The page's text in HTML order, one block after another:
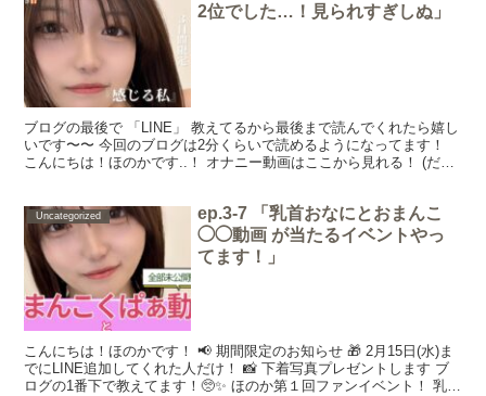
2位でした…！見られすぎしぬ」
ブログの最後で 「LINE」 教えてるから最後まで読んでくれたら嬉し
いです〜〜 今回のブログは2分くらいで読めるようになってます！
こんにちは！ほのかです..！ オナニー動画はここから見れる！ (だい
Uncategorized
ep.3-7 「乳首おなにとおまんこ
◯◯動画 が当たるイベントやっ
てます！」
こんにちは！ほのかです！ 📢 期間限定のお知らせ 🎁 2月15日(水)ま
でにLINE追加してくれた人だけ！ 📸 下着写真プレゼントします ブ
ログの1番下で教えてます！🥺✨ ほのか第１回ファンイベント！ 乳首